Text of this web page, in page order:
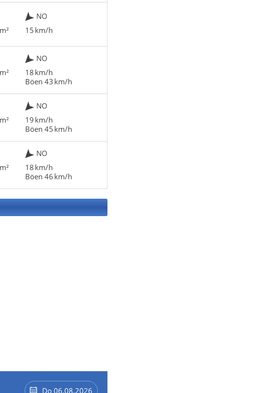
NO
15 km/h
NO
18 km/h
Böen 43 km/h
NO
19 km/h
Böen 45 km/h
NO
18 km/h
Böen 46 km/h
Do 06.08.2026